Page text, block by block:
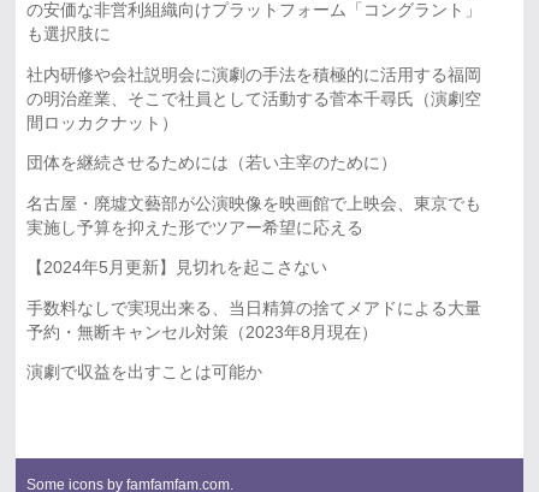
の安価な非営利組織向けプラットフォーム「コングラント」
も選択肢に
社内研修や会社説明会に演劇の手法を積極的に活用する福岡
の明治産業、そこで社員として活動する菅本千尋氏（演劇空
間ロッカクナット）
団体を継続させるためには（若い主宰のために）
名古屋・廃墟文藝部が公演映像を映画館で上映会、東京でも
実施し予算を抑えた形でツアー希望に応える
【2024年5月更新】見切れを起こさない
手数料なしで実現出来る、当日精算の捨てメアドによる大量
予約・無断キャンセル対策（2023年8月現在）
演劇で収益を出すことは可能か
Some icons by famfamfam.com.